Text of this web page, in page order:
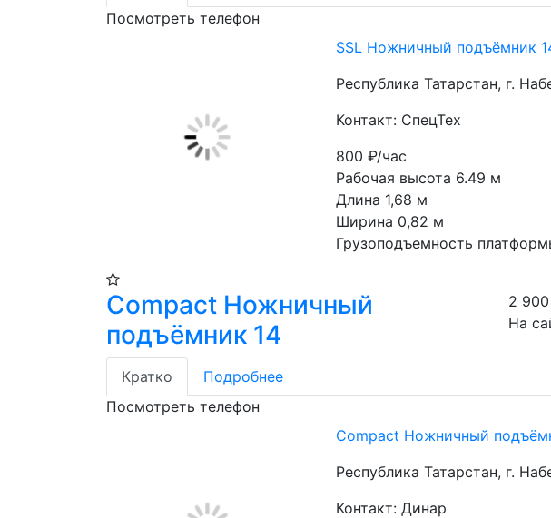
Посмотреть телефон
SSL Ножничный подъёмник
Республика Татарстан, г.
Контакт: СпецТех
800₽/час
Рабочая высота 6.49 м
Длина 1,68 м
Ширина 0,82 м
Грузоподъемность
Compact Ножничный
подъёмник 14
2
На
Кратко
Подробнее
Посмотреть телефон
Compact Ножничный
Республика Татарстан, г.
Контакт: Динар